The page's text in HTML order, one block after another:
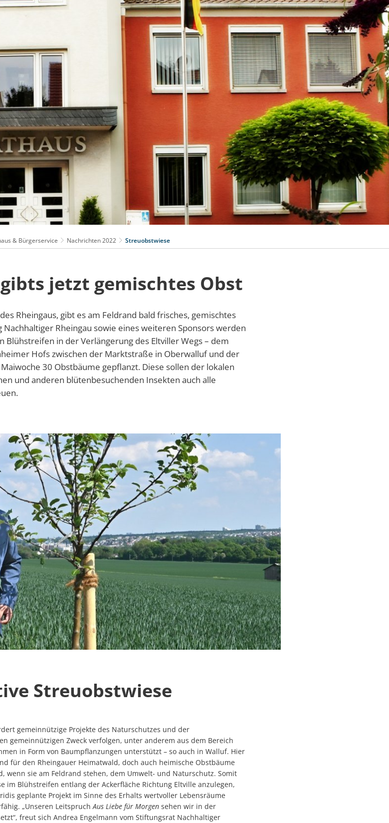
Impressum Datenschutz Barrierefreiheit
LEBEN IN WALLUF WIRTSCHAFTSFÖRDERUNG
& Bürgerservice Nachrichten 2022 Streuobstwiese
jetzt gemischtes Obst
Rheingaus, gibt es am Feldrand bald frisches, gemischtes
Rheingau sowie eines weiteren Sponsors werden
in der Verlängerung des Eltviller Wegs – dem
Hofs zwischen der Marktstraße in Oberwalluf und der
30 Obstbäume gepflanzt. Diese sollen der lokalen
und anderen blütenbesuchenden Insekten auch alle
Streuobstwiese
gemeinnützige Projekte des Naturschutzes und der
gemeinnützigen Zweck verfolgen, unter anderem aus dem Bereich
in Form von Baumpflanzungen unterstützt – so auch in Walluf. Hier
für den Rheingauer Heimatwald, doch auch heimische Obstbäume
wenn sie am Feldrand stehen, dem Umwelt- und Naturschutz. Somit
im Blühstreifen entlang der Ackerfläche Richtung Eltville anzulegen,
geplante Projekt im Sinne des Erhalts wertvoller Lebensräume
„Unseren LeitspruchAus Liebe für Morgen sehen wir in der
freut sich Andrea Engelmann vom Stiftungsrat Nachhaltiger